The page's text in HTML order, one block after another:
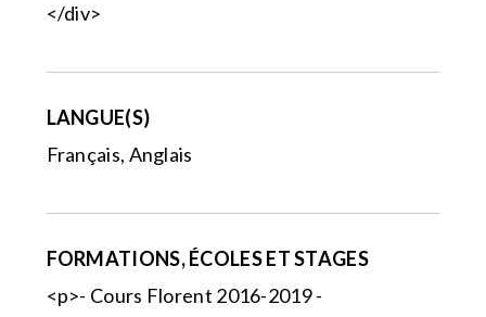
</div>
LANGUE(S)
Français, Anglais
FORMATIONS, ÉCOLES ET STAGES
<p>- Cours Florent 2016-2019 -